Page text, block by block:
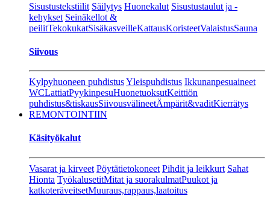
Sisustustekstiilit Säilytys Huonekalut Sisustustaulut ja -
kehykset Seinäkellot &
peilitTekokukatSisäkasveilleKattausKoristeetValaistusSauna
Siivous
Kylpyhuoneen puhdistusYleispuhdistus Ikkunanpesuaineet
WCLattiatPyykinpesuHuonetuoksutKeittiön
puhdistus&tiskausSiivousvälineetÄmpärit&vaditKierrätys
REMONTOINTIIN
Käsityökalut
Vasarat ja kirveet Pöytätietokoneet Pihdit ja leikkurt Sahat
Hionta TyökalusetitMitat ja suorakulmatPuukot ja
katkoteräveitsetMuuraus,rappaus,laatoitus